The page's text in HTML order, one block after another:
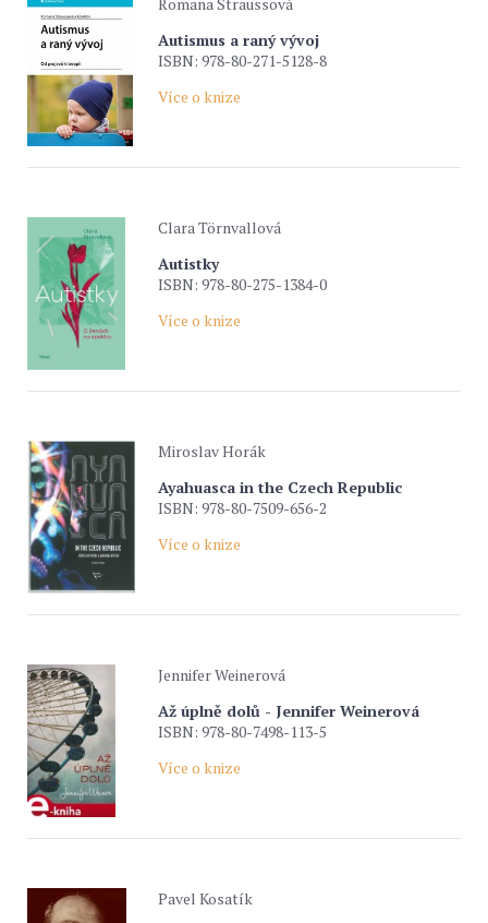
Autismus a raný vývoj
ISBN: 978-80-271-5128-8
Více o knize
Clara Törnvallová
Autistky
ISBN: 978-80-275-1384-0
Více o knize
Miroslav Horák
Ayahuasca in the Czech Republic
ISBN: 978-80-7509-656-2
Více o knize
Jennifer Weinerová
Až úplně dolů - Jennifer Weinerová
ISBN: 978-80-7498-113-5
Více o knize
Pavel Kosatík